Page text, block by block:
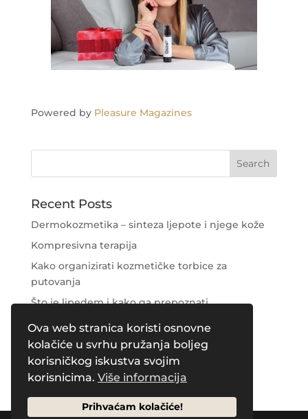
Ova web stranica koristi osnovne
kolačiće u svrhu pružanja boljeg
korisničkog iskustva svojim
korisnicima. Više informacija
Prihvaćam kolačiće!
Powered by Pleasure Magazines
Recent Posts
Dermokozmetika – sinteza ljepote i njege kože
Kompresivna terapija
Kako organizirati kozmetičke torbice za
putovanja
Što je lipedem i kako ga prepoznati
Njega područja oko očiju
Recent Comments